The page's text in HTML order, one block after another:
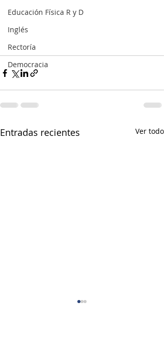
Educación Física R y D
Inglés
Rectoría
Democracia
Entradas recientes Ver todo